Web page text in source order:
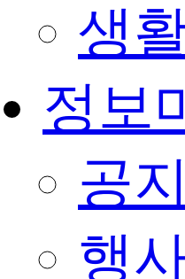
생
정보
공
행